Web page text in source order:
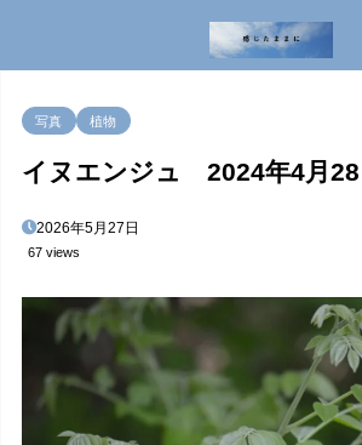
写真 植物
イヌエンジュ 2024年4月28
2026年5月27日
67 views